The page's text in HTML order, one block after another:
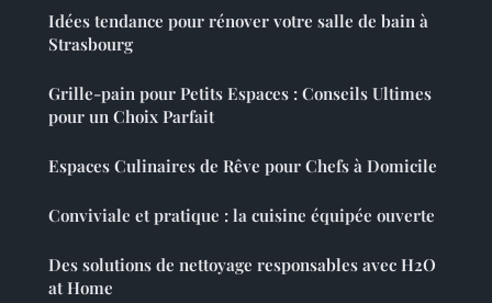
Idées tendance pour rénover votre salle de bain à
Strasbourg
Grille-pain pour Petits Espaces : Conseils Ultimes
pour un Choix Parfait
Espaces Culinaires de Rêve pour Chefs à Domicile
Conviviale et pratique : la cuisine équipée ouverte
Des solutions de nettoyage responsables avec H2O
at Home